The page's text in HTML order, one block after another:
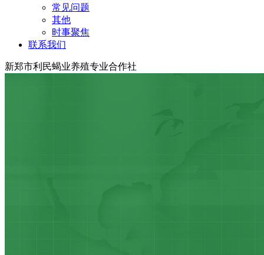
常见问题
其他
时事聚焦
联系我们
新郑市利民蝎业养殖专业合作社